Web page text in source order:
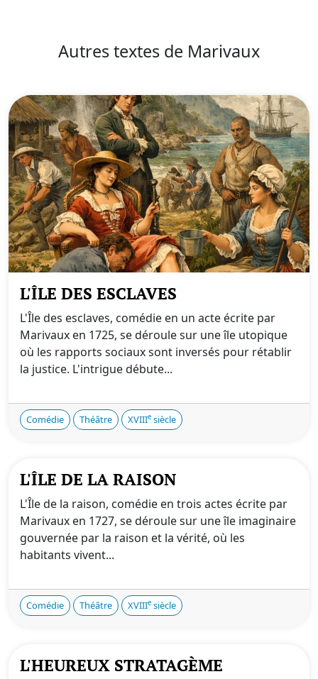
Autres textes de Marivaux
L'ÎLE DES ESCLAVES
L'Île des esclaves, comédie en un acte écrite par
Marivaux en 1725, se déroule sur une île utopique
où les rapports sociaux sont inversés pour rétablir
la justice. L'intrigue débute...
Comédie Théâtre XVIIIe siècle
L'ÎLE DE LA RAISON
L'Île de la raison, comédie en trois actes écrite par
Marivaux en 1727, se déroule sur une île imaginaire
gouvernée par la raison et la vérité, où les
habitants vivent...
Comédie Théâtre XVIIIe siècle
L'HEUREUX STRATAGÈME